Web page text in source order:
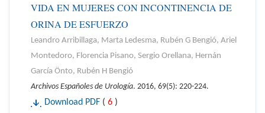
VIDA EN MUJERES CON INCONTINENCIA DE
ORINA DE ESFUERZO
Leandro Arribillaga, Marta Ledesma, Rubén G Bengió, Ariel
Montedoro, Florencia Pisano, Sergio Orellana, Hernán
García Önto, Rubén H Bengió
Archivos Españoles de Urología. 2016, 69(5): 220-224.
Download PDF ( 6 )